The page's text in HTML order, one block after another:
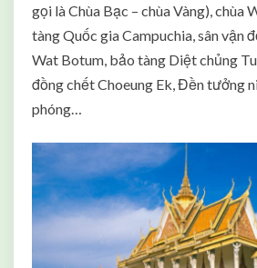
gọi là Chùa Bạc – chùa Vàng), chùa
tàng Quốc gia Campuchia, sân vận
Wat Botum, bảo tàng Diệt chủng
đồng chết Choeung Ek, Đền tưởng
phóng…